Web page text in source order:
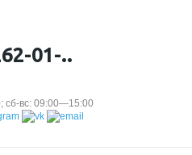
01-..
сб-вс: 09:00—15:00